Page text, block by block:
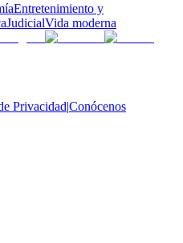
Entretenimiento y
JudicialVida moderna
Privacidad|Conócenos